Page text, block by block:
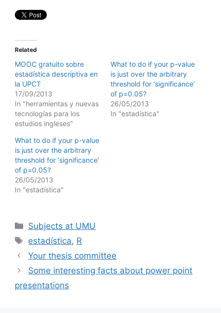
Related
MOOC gratuito sobre
estadística descriptiva en
la UPCT
17/09/2013
In "herramientas y nuevas
tecnologías para los
estudios ingleses"
What to do if your p-value
is just over the arbitrary
threshold for ‘significance’
of p=0.05?
26/05/2013
In "estadística"
What to do if your p-value
is just over the arbitrary
threshold for ‘significance’
of p=0.05?
26/05/2013
In "estadística"
Categories
Subjects at UMU
Tags
estadística, R
Your thesis committee
Some interesting facts about power point
presentations